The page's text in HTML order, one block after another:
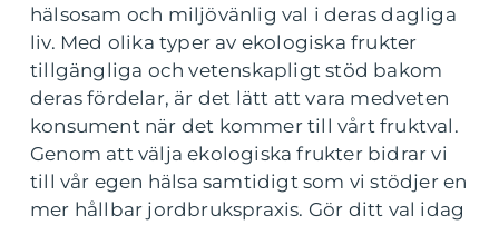
hälsosam och miljövänlig val i deras dagliga
liv. Med olika typer av ekologiska frukter
tillgängliga och vetenskapligt stöd bakom
deras fördelar, är det lätt att vara medveten
konsument när det kommer till vårt fruktval.
Genom att välja ekologiska frukter bidrar vi
till vår egen hälsa samtidigt som vi stödjer en
mer hållbar jordbrukspraxis. Gör ditt val idag